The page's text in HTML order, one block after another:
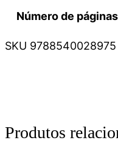
Número de páginas
SKU 9788540028975
Produtos